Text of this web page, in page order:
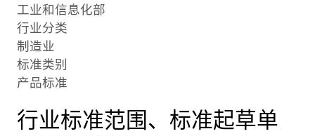
工业和信息化部
行业分类
制造业
标准类别
产品标准
行业标准范围、标准起草单